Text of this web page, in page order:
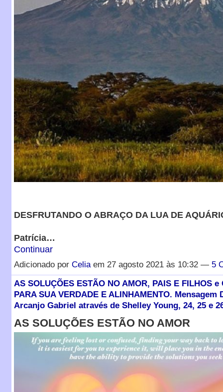
DESFRUTANDO O ABRAÇO DA LUA DE
Patrícia…
Continuar
Adicionado por Celiaem 27 agosto 2021 às 10:32 — 5
AS SOLUÇÕES ESTÃO NO AMOR, PAIS E FILHOS e
PARA SUA VERDADE E ALINHAMENTO. Mensagem
Arcanjo Gabriel através de Shelley Young, 24, 25 e
AS SOLUÇÕES ESTÃO NO AMOR